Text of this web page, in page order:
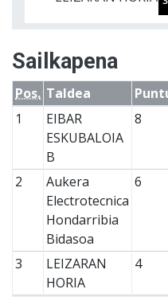
Sailkapena
Pos. Taldea
1
EIBAR
ESKUBALOIA
B
8
2
Aukera
Electrotecnica
Hondarribia
Bidasoa
6
3
LEIZARAN
HORIA
4